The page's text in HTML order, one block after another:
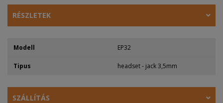
RÉSZLETEK
Modell EP32
Tipus headset - jack 3,5mm
SZÁLLÍTÁS